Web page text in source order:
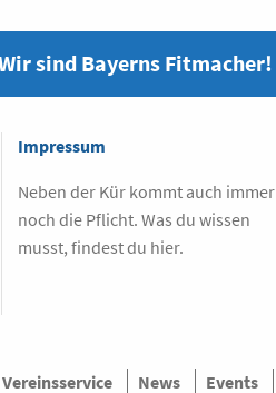
sind Bayerns Fitmacher!
Impressum
Neben der Kür kommt auch immer
noch die Pflicht. Was du wissen
musst, findest du hier.
Vereinsservice News Events